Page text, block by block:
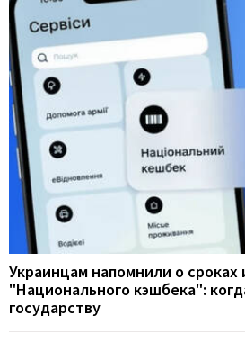
Украинцам напомнили о сроках
"Национального кэшбека":
государству